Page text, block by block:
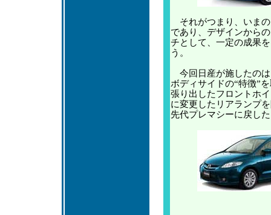
それがつまり、いま
であり、デザインから
チとして、一定の成果
う。
今回日産が施したの
ボディサイドの“特徴”
張り出したフロントホ
に変更したリアランプ
先代プレマシーに戻し